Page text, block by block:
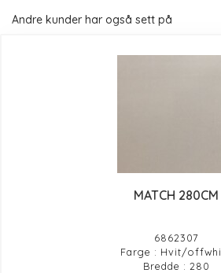
Andre kunder har også sett på
MATCH 280CM
6862307
Farge : Hvit/
Bredde : 280